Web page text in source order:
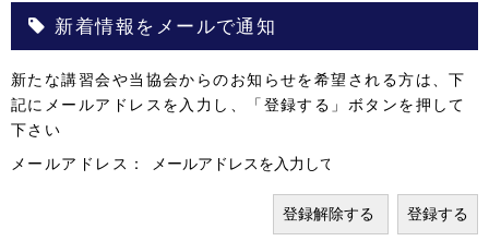
新着情報をメールで通知
新たな講習会や当協会からのお知らせを希望される方は、下
記にメールアドレスを入力し、「登録する」ボタンを押して
下さい
メールアドレス：